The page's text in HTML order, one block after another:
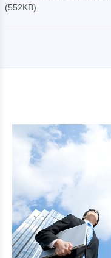
(552KB)